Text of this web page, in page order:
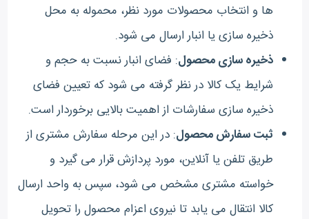
ها و انتخاب محصولات مورد نظر، محموله به محل
ذخیره سازی یا انبار ارسال می شود.
ذخیره سازی محصول: فضای انبار نسبت به حجم و
شرایط یک کالا در نظر گرفته می شود که تعیین فضای
ذخیره سازی سفارشات از اهمیت بالایی برخوردار است.
ثبت سفارش محصول: در این مرحله سفارش مشتری از
طریق تلفن یا آنلاین، مورد پردازش قرار می گیرد و
خواسته مشتری مشخص می شود، سپس به واحد ارسال
کالا انتقال می یابد تا نیروی اعزام محصول را تحویل